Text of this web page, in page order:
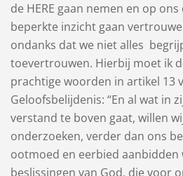
de HERE gaan nemen en op
beperkte inzicht gaan
ondanks dat we niet alles
toevertrouwen. Hierbij moet ik
prachtige woorden in artikel 13
Geloofsbelijdenis: “En al wat in
verstand te boven gaat, willen
onderzoeken, verder dan ons
ootmoed en eerbied aanbidden
beslissingen van God, die voor